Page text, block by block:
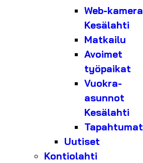
Web-kamera
Kesälahti
Matkailu
Avoimet
työpaikat
Vuokra-
asunnot
Kesälahti
Tapahtumat
Uutiset
Kontiolahti